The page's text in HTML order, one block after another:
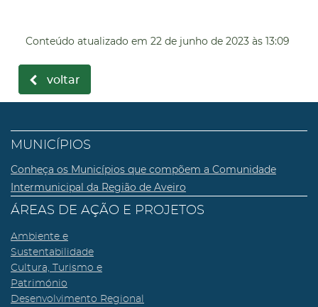
Conteúdo atualizado em 22 de junho de 2023 às 13:09
voltar
MUNICÍPIOS
Conheça os Municípios que compõem a Comunidade
Intermunicipal da Região de Aveiro
ÁREAS DE AÇÃO E PROJETOS
Ambiente e
Sustentabilidade
Cultura, Turismo e
Património
Desenvolvimento Regional